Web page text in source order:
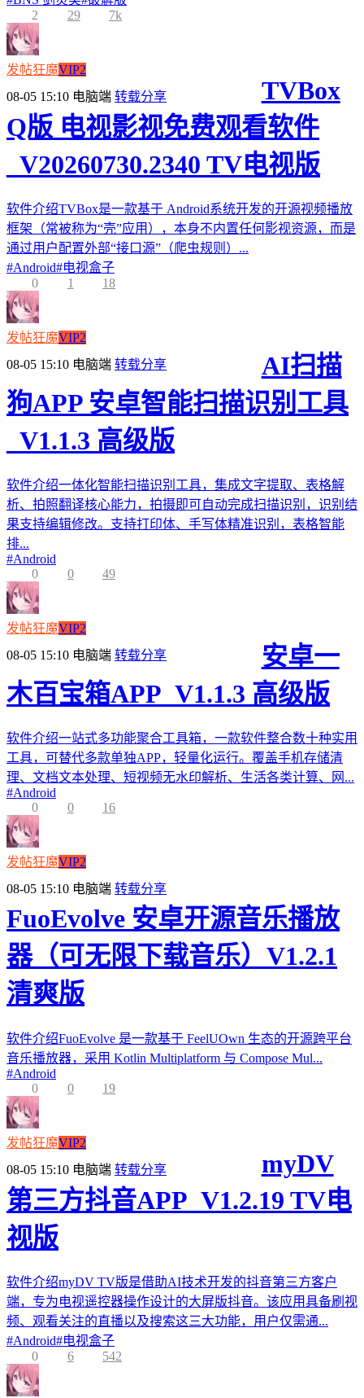
2
29 7k
发帖狂魔VIP2
08-05 15:10 电脑端 转载分享
TVBox
Q版 电视影视免费观看软件
_V20260730.2340 TV电视版
软件介绍TVBox是一款基于 Android系统开发的开源视频播放
框架（常被称为“壳”应用），本身不内置任何影视资源，而是
通过用户配置外部“接口源”（爬虫规则）...
#Android#电视盒子
0
1 18
发帖狂魔VIP2
08-05 15:10 电脑端 转载分享
AI扫描
狗APP 安卓智能扫描识别工具
_V1.1.3 高级版
软件介绍一体化智能扫描识别工具，集成文字提取、表格解
析、拍照翻译核心能力，拍摄即可自动完成扫描识别，识别结
果支持编辑修改。支持打印体、手写体精准识别，表格智能
排...
#Android
0
0 49
发帖狂魔VIP2
08-05 15:10 电脑端 转载分享
安卓一
木百宝箱APP_V1.1.3 高级版
软件介绍一站式多功能聚合工具箱，一款软件整合数十种实用
工具，可替代多款单独APP，轻量化运行。覆盖手机存储清
理、文档文本处理、短视频无水印解析、生活各类计算、网...
#Android
0
0 16
发帖狂魔VIP2
08-05 15:10 电脑端 转载分享
FuoEvolve 安卓开源音乐播放
器（可无限下载音乐）V1.2.1
清爽版
软件介绍FuoEvolve 是一款基于 FeelUOwn 生态的开源跨平台
音乐播放器，采用 Kotlin Multiplatform 与 Compose Mul...
#Android
0
0 19
发帖狂魔VIP2
08-05 15:10 电脑端 转载分享
myDV
第三方抖音APP_V1.2.19 TV电
视版
软件介绍myDV TV版是借助AI技术开发的抖音第三方客户
端，专为电视遥控器操作设计的大屏版抖音。该应用具备刷视
频、观看关注的直播以及搜索这三大功能，用户仅需通...
#Android#电视盒子
0
6 542